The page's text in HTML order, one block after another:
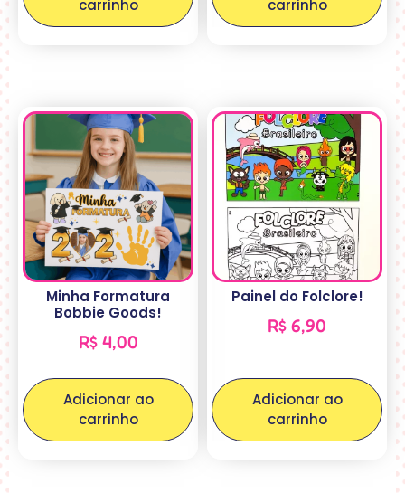
carrinho
carrinho
Minha Formatura
Bobbie Goods!
R$4,00
Adicionar ao
carrinho
Painel do Folclore!
R$ 6,90
Adicionar ao
carrinho